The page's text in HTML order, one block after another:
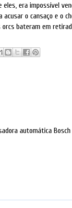
eles, era impossível
acusar o cansaço e o
bateram em
automática